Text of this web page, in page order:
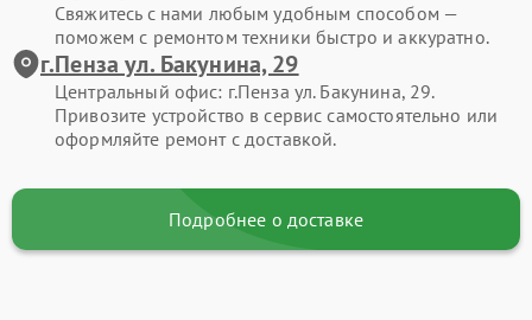
Свяжитесь с нами любым удобным способом —
поможем с ремонтом техники быстро и аккуратно.
г.Пенза ул. Бакунина, 29
Центральный офис: г.Пенза ул. Бакунина, 29.
Привозите устройство в сервис самостоятельно или
оформляйте ремонт с доставкой.
Подробнее о доставке